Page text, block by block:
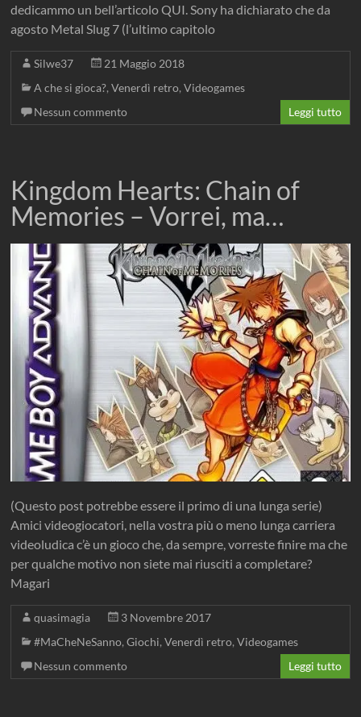
dedicammo un bell’articolo QUI. Sony ha dichiarato che da
agosto Metal Slug 7 (l’ultimo capitolo
Silwe37
21 Maggio 2018
A che si gioca?,Venerdì retro,Videogames
Nessun commento
Leggi tutto
Kingdom Hearts: Chain of
Memories – Vorrei, ma…
(Questo post potrebbe essere il primo di una lunga serie)
Amici videogiocatori, nella vostra più o meno lunga carriera
videoludica c’è un gioco che, da sempre, vorreste finire ma che
per qualche motivo non siete mai riusciti a completare?
Magari
quasimagia
3 Novembre 2017
#MaCheNeSanno,Giochi,Venerdì retro,Videogames
Nessun commento
Leggi tutto